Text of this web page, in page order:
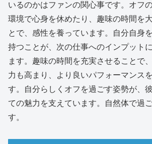
いるのかはファンの関心事です。オフ
環境で心身を休めたり、趣味の時間を
とで、感性を養っています。自分自身
持つことが、次の仕事へのインプット
ます。趣味の時間を充実させることで
力も高まり、より良いパフォーマンス
す。自分らしくオフを過ごす姿勢が、
ての魅力を支えています。自然体で過
す。